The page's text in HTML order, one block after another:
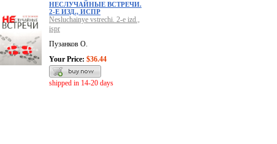
НЕСЛУЧАЙНЫЕ ВСТРЕЧИ.
2-Е ИЗД., ИСПР
Nesluchainye vstrechi. 2-e izd.,
ispr
Пузанков О.
Your Price: $36.44
shipped in 14-20 days